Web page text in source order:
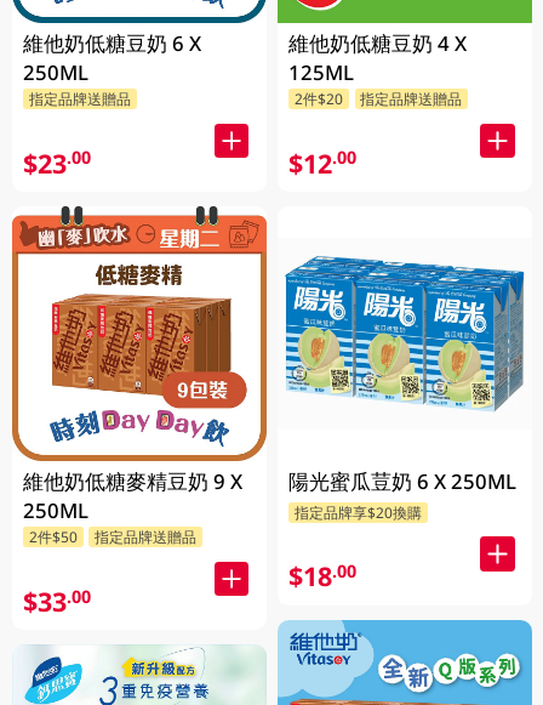
維他奶低糖豆奶 6 X
250ML
指定品牌送贈品
$23.00
維他奶低糖麥精豆奶 9 X
250ML
2件$50 指定品牌送贈品
$33.00
維他奶低糖豆奶 4 X
125ML
2件$20 指定品牌送贈品
$12.00
陽光蜜瓜荳奶 6 X 250ML
指定品牌享$20換購
$18.00